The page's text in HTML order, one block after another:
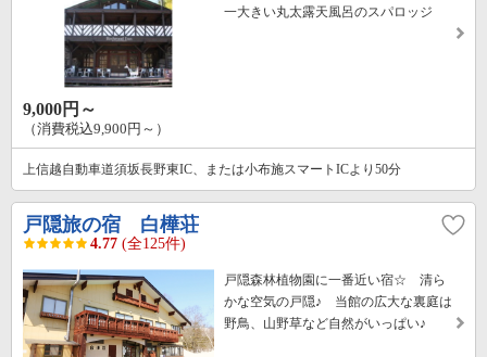
一大きい丸太露天風呂のスパロッジ
9,000円～
（消費税込9,900円～）
上信越自動車道須坂長野東IC、または小布施スマートICより50分
戸隠旅の宿 白樺荘
4.77 (全125件)
戸隠森林植物園に一番近い宿☆ 清ら
かな空気の戸隠♪ 当館の広大な裏庭は
野鳥、山野草など自然がいっぱい♪